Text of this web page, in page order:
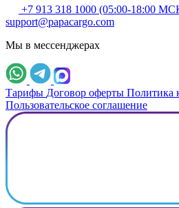
+7 913 318 1000 (05:00-18:00
support@papacargo.com
Мы в мессенджерах
Тарифы Договор оферты Политика
Пользовательское соглашение